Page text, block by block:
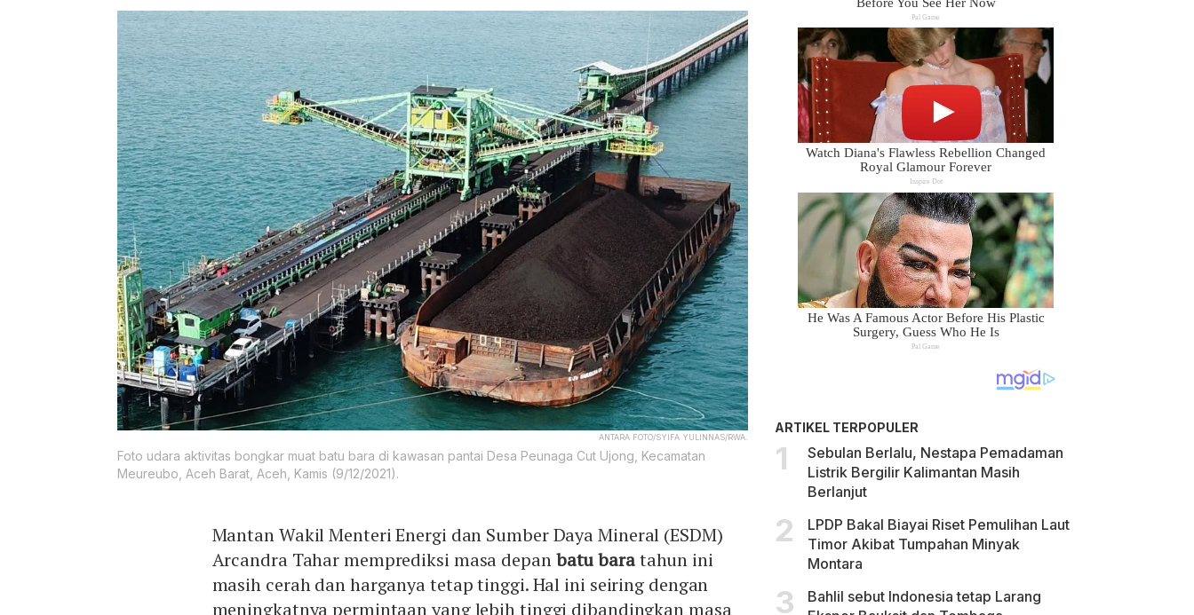
ANTARA FOTO/SYIFA YULINNAS/RWA.
Foto udara aktivitas bongkar muat batu bara di kawasan pantai Desa Peunaga Cut Ujong, Kecamatan
Meureubo, Aceh Barat, Aceh, Kamis (9/12/2021).
Mantan Wakil Menteri Energi dan Sumber Daya Mineral (ESDM)
Arcandra Tahar memprediksi masa depanbatu baratahun ini
masih cerah dan harganya tetap tinggi. Hal ini seiring dengan
meningkatnya permintaan yang lebih tinggi dibandingkan masa
ARTIKEL TERPOPULER
Sebulan Berlalu, Nestapa Pemadaman
Listrik Bergilir Kalimantan Masih
Berlanjut
LPDP Bakal Biayai Riset Pemulihan Laut
Timor Akibat Tumpahan Minyak
Montara
Bahlil sebut Indonesia tetap Larang